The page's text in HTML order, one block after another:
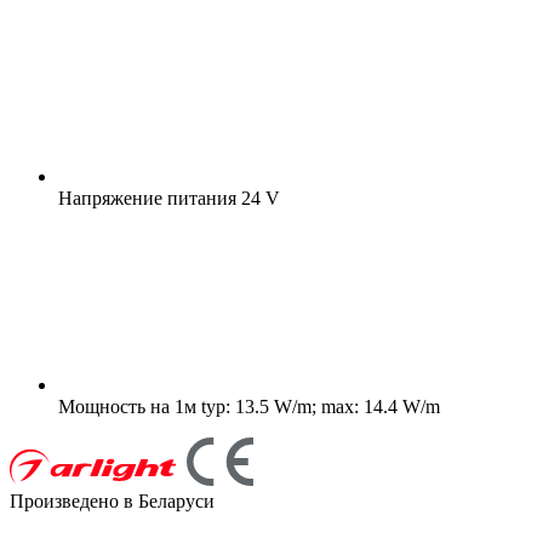
Напряжение питания 24 V
Мощность на 1м typ: 13.5 W/m; max: 14.4 W/m
Произведено в Беларуси